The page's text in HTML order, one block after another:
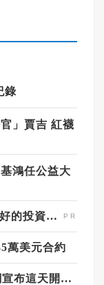
錄
」賈吉 紅襪
鴻任公益大
立即諮詢HPV！是對自己健康最好的投資，把握現在不嫌晚！
萬美元合約
中華隊2026經典賽東京大戰 官網宣布這天開始搶票